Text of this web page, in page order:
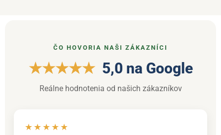
ČO HOVORIA NAŠI ZÁKAZNÍCI
★★★★★5,0 na Google
Reálne hodnotenia od našich zákazníkov
★★★★★